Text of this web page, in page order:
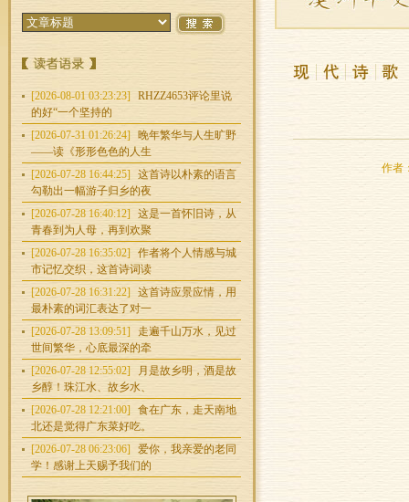
[2026-08-01 03:23:23]
RHZZ4653评论里说
的好“一个坚持的
[2026-07-31 01:26:24]
晚年繁华与人生旷野
——读《形形色色的人生
[2026-07-28 16:44:25]
这首诗以朴素的语言
勾勒出一幅游子归乡的夜
[2026-07-28 16:40:12]
这是一首怀旧诗，从
青春到为人母，再到欢聚
[2026-07-28 16:35:02]
作者将个人情感与城
市记忆交织，这首诗词读
[2026-07-28 16:31:22]
这首诗应景应情，用
最朴素的词汇表达了对一
[2026-07-28 13:09:51]
走遍千山万水，见过
世间繁华，心底最深的牵
[2026-07-28 12:55:02]
月是故乡明，酒是故
乡醇！珠江水、故乡水、
[2026-07-28 12:21:00]
食在广东，走天南地
北还是觉得广东菜好吃。
[2026-07-28 06:23:06]
爱你，我亲爱的老同
学！感谢上天赐予我们的
作者